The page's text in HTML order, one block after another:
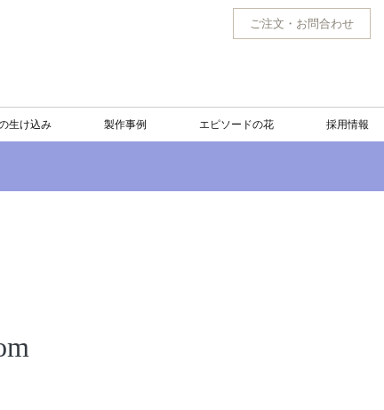
生け込み 製作事例 エピソードの花 採用情報
ご注文 ・ お問合わせ